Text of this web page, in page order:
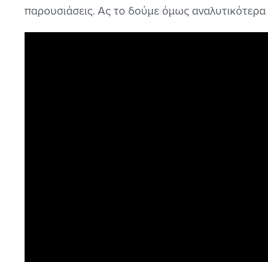
παρουσιάσεις. Ας το δούμε όμως